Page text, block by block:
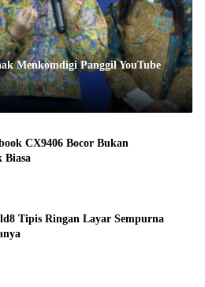
Menkomdigi Panggil YouTube
CX9406 Bocor Bukan
Biasa
Tipis Ringan Layar Sempurna